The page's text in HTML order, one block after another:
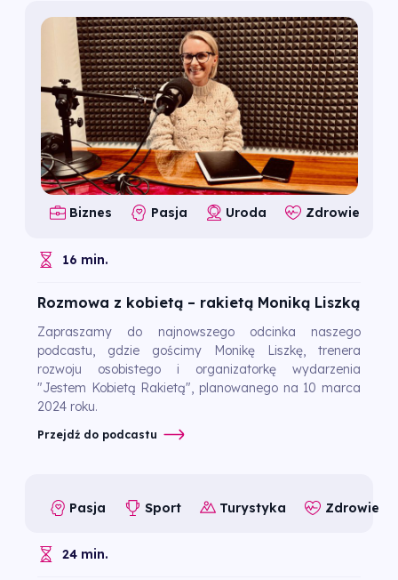
Biznes Pasja Uroda Zdrowie
16 min.
Rozmowa z kobietą – rakietą Moniką Liszką
Zapraszamy do najnowszego odcinka naszego
podcastu, gdzie gościmy Monikę Liszkę, trenera
rozwoju osobistego i organizatorkę wydarzenia
"Jestem Kobietą Rakietą", planowanego na 10 marca
2024 roku.
Przejdź do podcastu
Pasja Sport Turystyka Zdrowie
24 min.